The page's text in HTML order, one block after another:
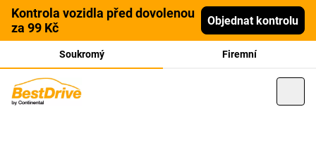
Kontrola vozidla před dovolenou
za 99 Kč
Objednat kontrolu
Soukromý Firemní